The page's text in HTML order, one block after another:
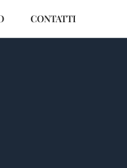
CONTATTI